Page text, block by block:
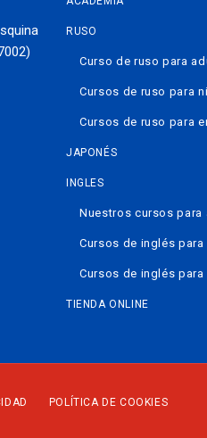
RUSO
Curso de ruso para
Cursos de ruso para
Cursos de ruso para
JAPONÉS
INGLES
Nuestros cursos para
Cursos de inglés para
Cursos de inglés para
TIENDA ONLINE
POLÍTICA DE COOKIES